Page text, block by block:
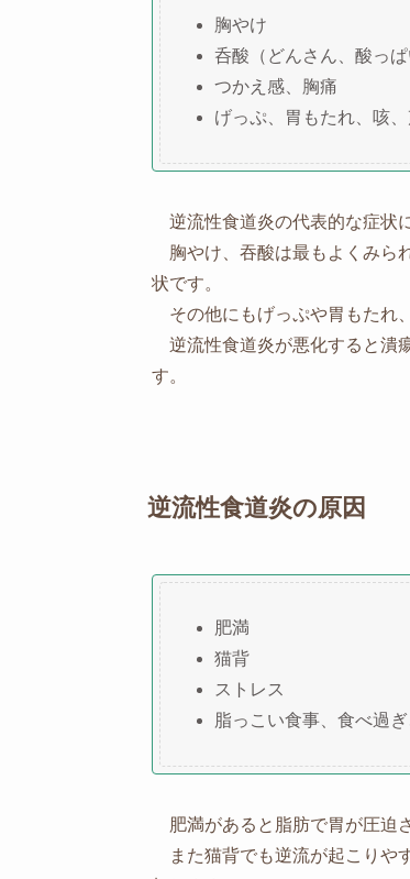
胸やけ
呑酸（どんさん、酸っ
つかえ感、胸痛
げっぷ、胃もたれ、咳
逆流性食道炎の代表的な症状
胸やけ、吞酸は最もよくみら
状です。
その他にもげっぷや胃もたれ
逆流性食道炎が悪化すると潰
す。
逆流性食道炎の原因
肥満
猫背
ストレス
脂っこい食事、食べ過
肥満があると脂肪で胃が圧迫
また猫背でも逆流が起こりや